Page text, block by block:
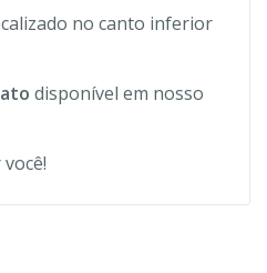
no canto inferior
disponível em nosso